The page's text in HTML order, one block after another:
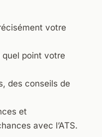
votre
point votre
des conseils de
et
avec l’ATS.